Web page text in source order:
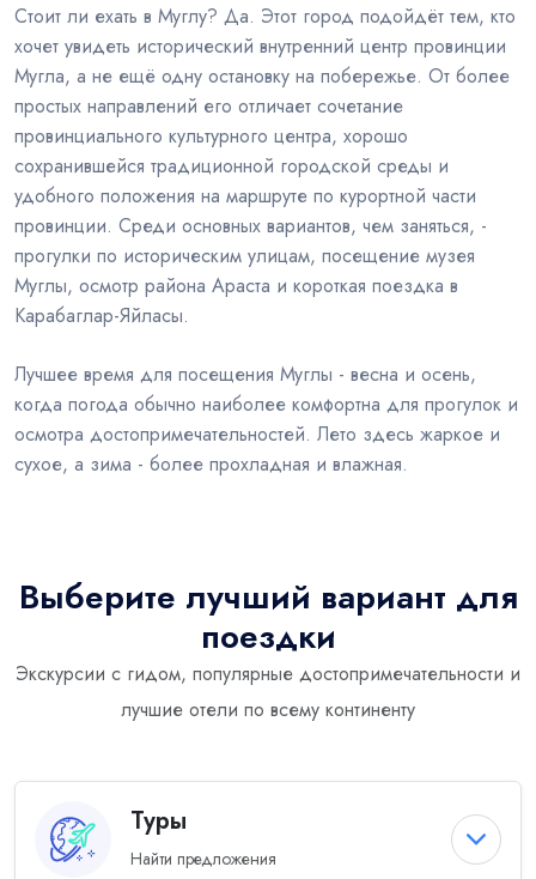
Стоит ли ехать в Муглу? Да. Этот город подойдёт тем, кто
хочет увидеть исторический внутренний центр провинции
Мугла, а не ещё одну остановку на побережье. От более
простых направлений его отличает сочетание
провинциального культурного центра, хорошо
сохранившейся традиционной городской среды и
удобного положения на маршруте по курортной части
провинции. Среди основных вариантов, чем заняться, -
прогулки по историческим улицам, посещение музея
Муглы, осмотр района Араста и короткая поездка в
Карабаглар-Яйласы.
Лучшее время для посещения Муглы - весна и осень,
когда погода обычно наиболее комфортна для прогулок и
осмотра достопримечательностей. Лето здесь жаркое и
сухое, а зима - более прохладная и влажная.
Выберите лучший вариант для
поездки
Экскурсии с гидом, популярные достопримечательности и
лучшие отели по всему континенту
Туры
Найти предложения